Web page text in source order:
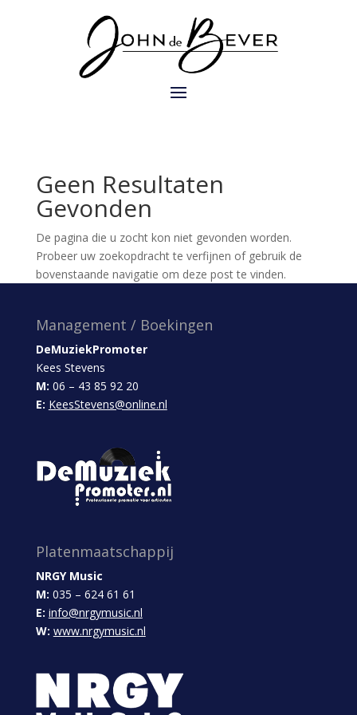
Geen Resultaten
Gevonden
De pagina die u zocht kon niet gevonden worden.
Probeer uw zoekopdracht te verfijnen of gebruik de
bovenstaande navigatie om deze post te vinden.
Management / Boekingen
DeMuziekPromoter
Kees Stevens
M: 06 – 43 85 92 20
E: KeesStevens@online.nl
Platenmaatschappij
NRGY Music
M: 035 – 624 61 61
E: info@nrgymusic.nl
W: www.nrgymusic.nl